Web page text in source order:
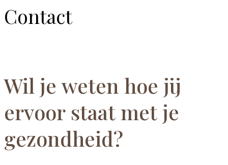
Contact
Wil je weten hoe jij
ervoor staat met je
gezondheid?